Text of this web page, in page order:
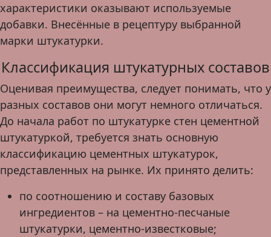
характеристики оказывают используемые
добавки. Внесённые в рецептуру выбранной
марки штукатурки.
Классификация штукатурных составов
Оценивая преимущества, следует понимать, что у
разных составов они могут немного отличаться.
До начала работ по штукатурке стен цементной
штукатуркой, требуется знать основную
классификацию цементных штукатурок,
представленных на рынке. Их принято делить:
по соотношению и составу базовых
ингредиентов – на цементно-песчаные
штукатурки, цементно-известковые;